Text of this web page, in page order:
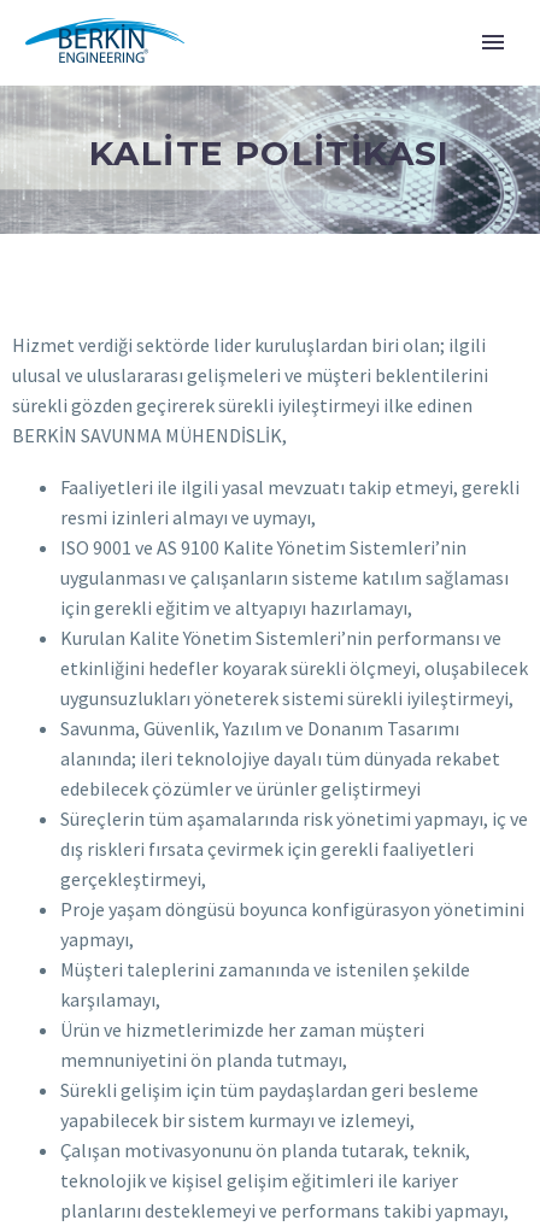
KALİTE POLİTİKASI
Hizmet verdiği sektörde lider kuruluşlardan biri olan; ilgili
ulusal ve uluslararası gelişmeleri ve müşteri beklentilerini
sürekli gözden geçirerek sürekli iyileştirmeyi ilke edinen
BERKİN SAVUNMA MÜHENDİSLİK,
Faaliyetleri ile ilgili yasal mevzuatı takip etmeyi, gerekli
resmi izinleri almayı ve uymayı,
ISO 9001 ve AS 9100 Kalite Yönetim Sistemleri’nin
uygulanması ve çalışanların sisteme katılım sağlaması
için gerekli eğitim ve altyapıyı hazırlamayı,
Kurulan Kalite Yönetim Sistemleri’nin performansı ve
etkinliğini hedefler koyarak sürekli ölçmeyi, oluşabilecek
uygunsuzlukları yöneterek sistemi sürekli iyileştirmeyi,
Savunma, Güvenlik, Yazılım ve Donanım Tasarımı
alanında; ileri teknolojiye dayalı tüm dünyada rekabet
edebilecek çözümler ve ürünler geliştirmeyi
Süreçlerin tüm aşamalarında risk yönetimi yapmayı, iç ve
dış riskleri fırsata çevirmek için gerekli faaliyetleri
gerçekleştirmeyi,
Proje yaşam döngüsü boyunca konfigürasyon yönetimini
yapmayı,
Müşteri taleplerini zamanında ve istenilen şekilde
karşılamayı,
Ürün ve hizmetlerimizde her zaman müşteri
memnuniyetini ön planda tutmayı,
Sürekli gelişim için tüm paydaşlardan geri besleme
yapabilecek bir sistem kurmayı ve izlemeyi,
Çalışan motivasyonunu ön planda tutarak, teknik,
teknolojik ve kişisel gelişim eğitimleri ile kariyer
planlarını desteklemeyi ve performans takibi yapmayı,